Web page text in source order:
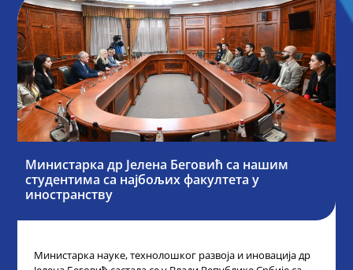
Министарка др Јелена Беговић са нашим
студентима са најбољих факултета у
иностранству
Министарка науке, технолошког развоја и иновација др